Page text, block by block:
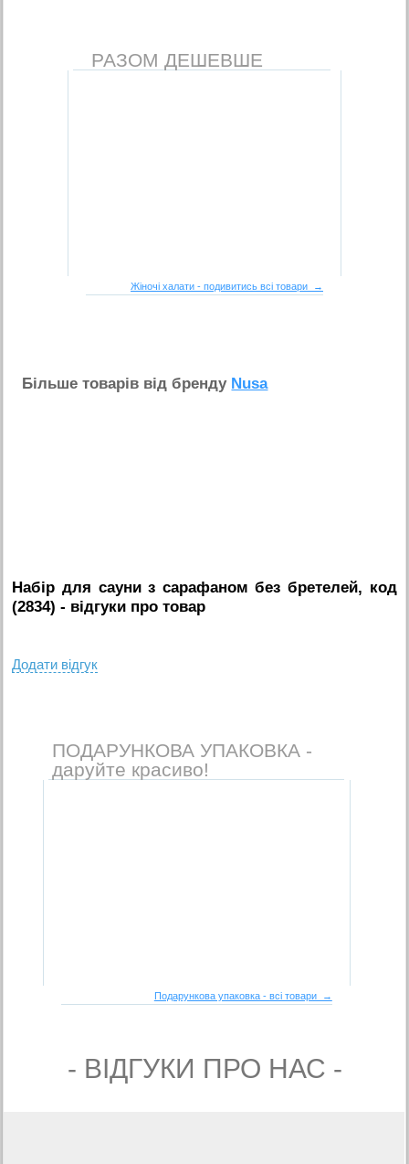
РАЗОМ ДЕШЕВШЕ
Жіночі халати - подивитись всі товари →
Бiльше товарiв вiд бренду Nusa
Набір для сауни з сарафаном без бретелей, код
(2834) - вiдгуки про товар
Додати вiдгук
ПОДАРУНКОВА УПАКОВКА -
даруйте красиво!
Подарункова упаковка - всі товари →
- ВIДГУКИ ПРО НАС -